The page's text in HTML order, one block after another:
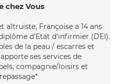
chez Vous
altruiste, Françoise a 14 ans
d'Etat d'infirmier (DEI).
de la peau / escarres et
ses services de
compagnie/loisirs et